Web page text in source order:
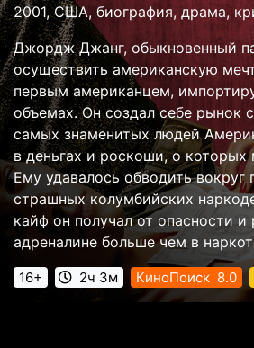
2001, США, биография, драма,
Джордж Джанг, обыкновенный
осуществить американскую
первым американцем,
объемах. Он создал себе рынок
самых знаменитых людей
в деньгах и роскоши, о которых
Ему удавалось обводить
страшных колумбийских
кайф он получал от опасности и
адреналине больше чем в
16+ 2ч 3м КиноПоиск 8.0